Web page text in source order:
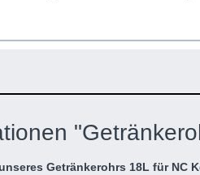
Getränkerohrs 18L für NC